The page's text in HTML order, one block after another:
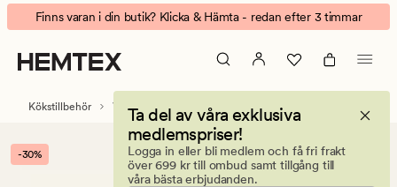
Zoe
karaff
ljusbeige
Animerad
banner.
Klicka
på
att
pausa.
Finns varan i din butik? Klicka & Hämta - redan efter 3 timmar
Ta del av våra exklusiva
medlemspriser!
Logga in eller bli medlem och få fri frakt
över 699 kr till ombud samt tillgång till
våra bästa erbjudanden.
Kökstillbehör Vattenflaskor & karaffer
-30%